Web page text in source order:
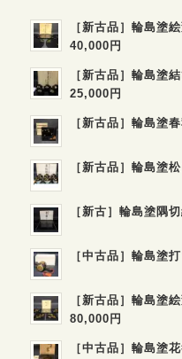
［新古品］輪島塗
40,000円
［新古品］輪島塗
25,000円
［新古品］輪島塗
［新古品］輪島
［新古］輪島塗隅
［中古品］輪島塗
［新古品］輪島塗
80,000円
［中古品］輪島塗